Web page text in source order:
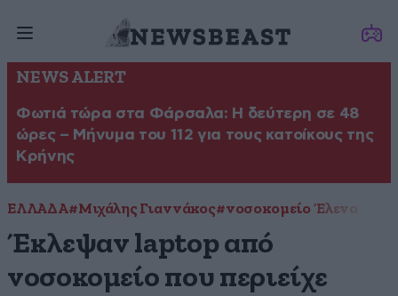
NEWS ALERT
Φωτιά τώρα στα Φάρσαλα: Η δεύτερη σε 48
ώρες – Μήνυμα του 112 για τους κατοίκους της
Κρήνης
ΕΛΛΑΔΑ#Μιχάλης Γιαννάκος#νοσοκομείο Έλενα
Έκλεψαν laptop από
νοσοκομείο που περιείχε